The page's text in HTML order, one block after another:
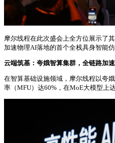
摩尔线程在此次盛会上全方位展示了
加速物理AI落地的首个全栈具身智能
云端筑基：夸娥智算集群，全链路加
在智算基础设施领域，摩尔线程以夸
率（MFU）达60%，在MoE大模型上